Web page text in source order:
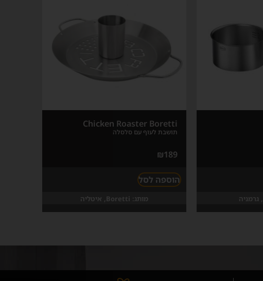
Chicken Roaster Boretti
תושבת לעוף עם סלסלה
₪189
הוספה לסל
מותג: Boretti, איטליה